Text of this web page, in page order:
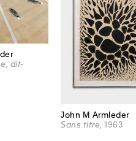
dit-
John M Armleder
Sans titre, 1963